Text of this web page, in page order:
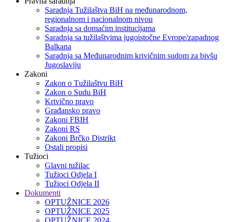
Saradnja Tužilaštva BiH na međunarodnom,
regionalnom i nacionalnom nivou
Saradnja sa domaćim institucijama
Saradnja sa tužilaštvima jugoistočne Evrope/zapadnog
Balkana
Saradnja sa Međunarodnim krivičnim sudom za bivšu
Jugoslaviju
Zakoni
Zakon o Тužilaštvu BiH
Zakon o Sudu BiH
Krivično pravo
Građansko pravo
Zakoni FBIH
Zakoni RS
Zakoni Brčko Distrikt
Ostali propisi
Tužioci
Glavni tužilac
Tužioci Odjela I
Tužioci Odjela II
Dokumenti
OPTUŽNICE 2026
OPTUŽNICE 2025